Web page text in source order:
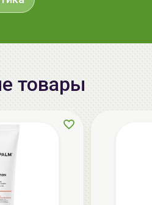
RUBELLI BEAUTY
товары